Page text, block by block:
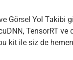
Görsel Yol Takibi
TensorRT ve
kit ile siz de